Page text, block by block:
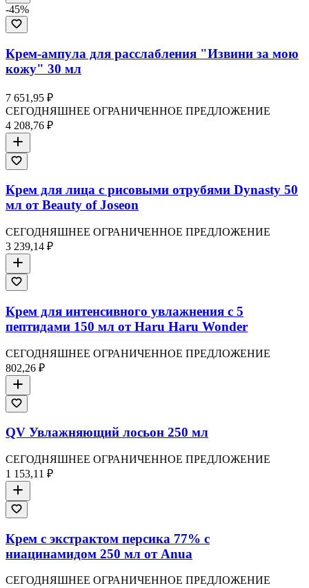
-45%
Крем-ампула для расслабления "Извини за мою
кожу" 30 мл
7 651,95 ₽
СЕГОДНЯШНЕЕ ОГРАНИЧЕННОЕ ПРЕДЛОЖЕНИЕ
4 208,76 ₽
Крем для лица с рисовыми отрубями Dynasty 50
мл от Beauty of Joseon
СЕГОДНЯШНЕЕ ОГРАНИЧЕННОЕ ПРЕДЛОЖЕНИЕ
3 239,14 ₽
Крем для интенсивного увлажнения с 5
пептидами 150 мл от Haru Haru Wonder
СЕГОДНЯШНЕЕ ОГРАНИЧЕННОЕ ПРЕДЛОЖЕНИЕ
802,26 ₽
QV Увлажняющий лосьон 250 мл
СЕГОДНЯШНЕЕ ОГРАНИЧЕННОЕ ПРЕДЛОЖЕНИЕ
1 153,11 ₽
Крем с экстрактом персика 77% с
ниацинамидом 250 мл от Anua
СЕГОДНЯШНЕЕ ОГРАНИЧЕННОЕ ПРЕДЛОЖЕНИЕ